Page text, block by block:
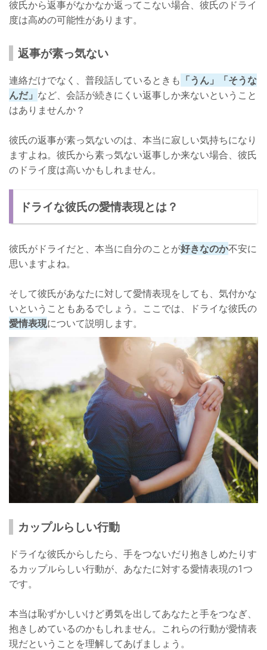
彼氏から返事がなかなか返ってこない場合、彼氏のドライ
度は高めの可能性があります。
返事が素っ気ない
連絡だけでなく、普段話しているときも 「うん」「そうな
んだ」 など、会話が続きにくい返事しか来ないということ
はありませんか？
彼氏の返事が素っ気ないのは、本当に寂しい気持ちになり
ますよね。彼氏から素っ気ない返事しか来ない場合、彼氏
のドライ度は高いかもしれません。
ドライな彼氏の愛情表現とは？
彼氏がドライだと、本当に自分のことが好きなのか不安に
思いますよね。
そして彼氏があなたに対して愛情表現をしても、気付かな
いということもあるでしょう。ここでは、ドライな彼氏の
愛情表現について説明します。
カップルらしい行動
ドライな彼氏からしたら、手をつないだり抱きしめたりす
るカップルらしい行動が、あなたに対する愛情表現の1つ
です。
本当は恥ずかしいけど勇気を出してあなたと手をつなぎ、
抱きしめているのかもしれません。これらの行動が愛情表
現だということを理解してあげましょう。